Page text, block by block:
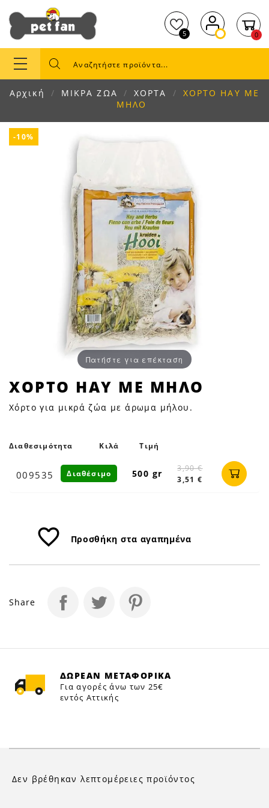
5 0
Αρχική ΜΙΚΡΑ ΖΩΑ ΧΟΡΤΑ
ΧΟΡΤΟ HAY ΜΕ
ΜΗΛΟ
-10%
Πατήστε για επέκταση
ΧΟΡΤΟ
HAY
ΜΕ
|
Petfan
ΧΟΡΤΟ HAY ΜΕ ΜΗΛΟ
Χόρτο για μικρά ζώα με άρωμα μήλου.
Διαθεσιμότητα Κιλά Τιμή
009535 500 gr
3,90 €
3,51 €
Διαθέσιμο
favorite_border Προσθήκη στα αγαπημένα
Share
ΔΩΡΕΑΝ ΜΕΤΑΦΟΡΙΚΑ
Για αγορές άνω των 25€
εντός Αττικής
Δεν βρέθηκαν λεπτομέρειες προϊόντος